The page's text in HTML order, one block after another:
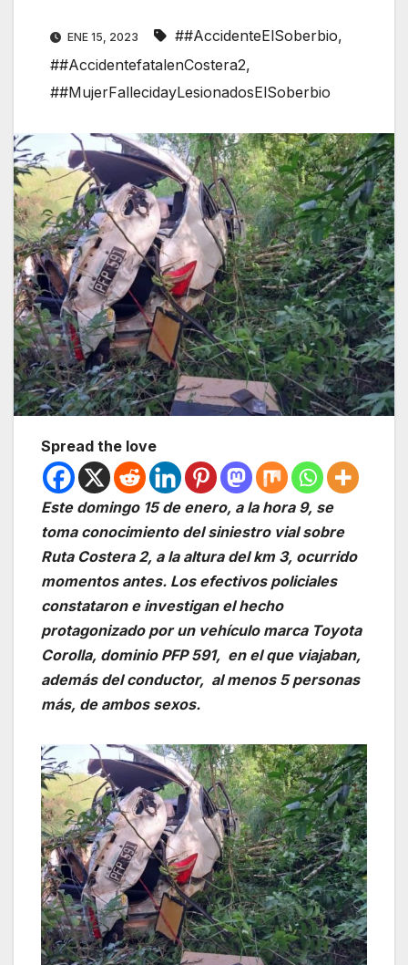
ENE 15, 2023 ##AccidenteElSoberbio,
##AccidentefatalenCostera2,
##MujerFallecidayLesionadosElSoberbio
Spread the love
Este domingo 15 de enero, a la hora 9, se
toma conocimiento del siniestro vial sobre
Ruta Costera 2, a la altura del km 3, ocurrido
momentos antes. Los efectivos policiales
constataron e investigan el hecho
protagonizado por un vehículo marca Toyota
Corolla, dominio PFP 591, en el que viajaban,
además del conductor, al menos 5 personas
más, de ambos sexos.